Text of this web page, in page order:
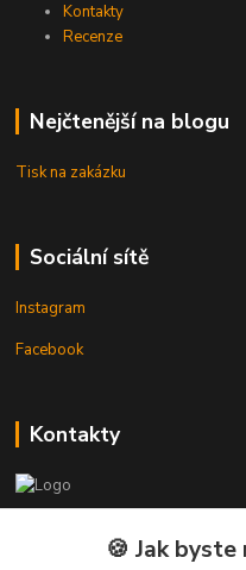
Kontakty
Recenze
Nejčtenější na blogu
Tisk na zakázku
Sociální sítě
Instagram
Facebook
Kontakty
🍪 Jak